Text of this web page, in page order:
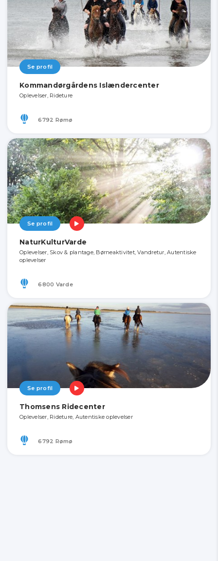
Se profil
Kommandørgårdens Islændercenter
Oplevelser, Rideture
6792 Rømø
Se profil
NaturKulturVarde
Oplevelser, Skov & plantage, Børneaktivitet, Vandretur, Autentiske
oplevelser
6800 Varde
Se profil
Thomsens Ridecenter
Oplevelser, Rideture, Autentiske oplevelser
6792 Rømø